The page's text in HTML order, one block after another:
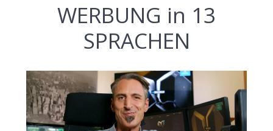
WERBUNG in 13
SPRACHEN